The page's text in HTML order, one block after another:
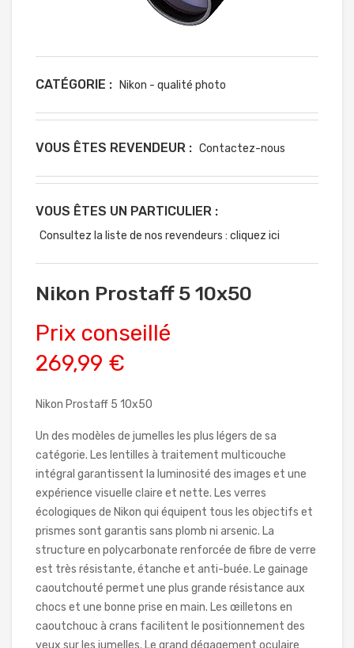
CATÉGORIE : Nikon - qualité photo
VOUS ÊTES REVENDEUR : Contactez-nous
VOUS ÊTES UN PARTICULIER :
Consultez la liste de nos revendeurs : cliquez ici
Nikon Prostaff 5 10x50
Prix conseillé
269,99 €
Nikon Prostaff 5 10x50
Un des modèles de jumelles les plus légers de sa
catégorie. Les lentilles à traitement multicouche
intégral garantissent la luminosité des images et une
expérience visuelle claire et nette. Les verres
écologiques de Nikon qui équipent tous les objectifs et
prismes sont garantis sans plomb ni arsenic. La
structure en polycarbonate renforcée de fibre de verre
est très résistante, étanche et anti-buée. Le gainage
caoutchouté permet une plus grande résistance aux
chocs et une bonne prise en main. Les œilletons en
caoutchouc à crans facilitent le positionnement des